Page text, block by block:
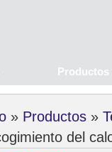
Productos
» Productos »
del